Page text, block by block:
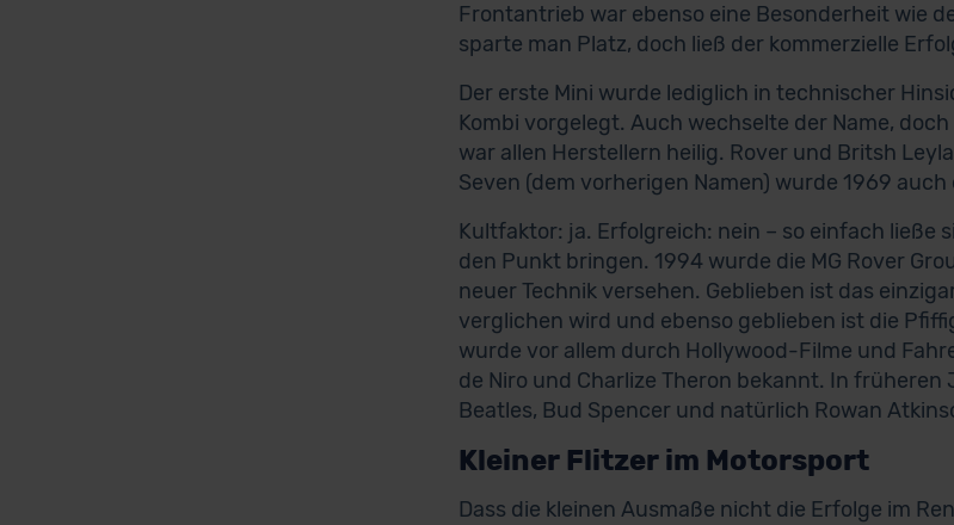
Frontantrieb war ebenso eine Besonderheit wie
sparte man Platz, doch ließ der kommerzielle
Der erste Mini wurde lediglich in technischer
Kombi vorgelegt. Auch wechselte der Name,
war allen Herstellern heilig. Rover und Britsh
Seven (dem vorherigen Namen) wurde 1969 auch
Kultfaktor: ja. Erfolgreich: nein – so einfach ließe
den Punkt bringen. 1994 wurde die MG Rover
neuer Technik versehen. Geblieben ist das
verglichen wird und ebenso geblieben ist die
wurde vor allem durch Hollywood-Filme und
de Niro und Charlize Theron bekannt. In
Beatles, Bud Spencer und natürlich Rowan
Kleiner Flitzer im Motorsport
Dass die kleinen Ausmaße nicht die Erfolge im